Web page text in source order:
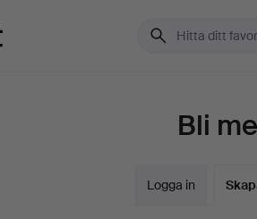
Bli
Logga in